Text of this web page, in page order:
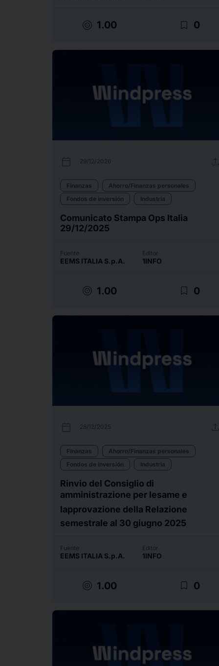
target 1.00 bookmark_border 0
calendar_today 29/12/2026
Finanzas
Ahorro/Finanzas personales
Fondos de inversión
Industria
Comunicato Stampa Ops Italia
29/12/2025
Fuente
EEMS ITALIA S.p.A.
Editor
1INFO
target 1.00 bookmark_border 0
calendar_today 28/12/2025
Finanzas
Ahorro/Finanzas personales
Fondos de inversión
Industria
Rinvio del Consiglio di
amministrazione per lesame e
lapprovazione della Relazione
semestrale al 30 giugno 2025
Fuente
EEMS ITALIA S.p.A.
Editor
1INFO
target 1.00 bookmark_border 0